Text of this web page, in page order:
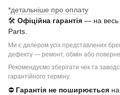
*детальніше про оплату
🛠 Офіційна гарантія — на весь
Parts.
Ми є дилером усіх представлених
дефекту — ремонт, обмін або
Рекомендуємо зберігати чек та
гарантійного терміну.
⛔ Гарантія не поширюється